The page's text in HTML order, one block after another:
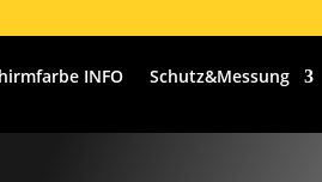
INFO Schutz&Messung